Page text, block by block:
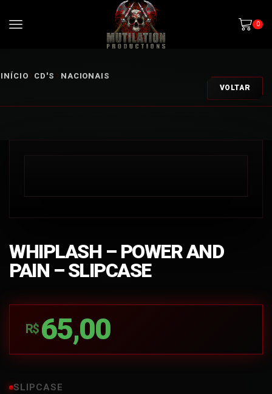
0
INÍCIO CD'S NACIONAIS
VOLTAR
WHIPLASH – POWER AND
PAIN – SLIPCASE
R$ 65,00
SLIPCASE